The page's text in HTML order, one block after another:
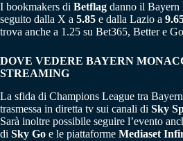
I bookmakers di Betflag danno il
seguito dalla X a 5.85 e dalla Lazio a
trova anche a 1.25 su Bet365, Better e
DOVE VEDERE BAYERN
STREAMING
La sfida di Champions League tra
trasmessa in diretta tv sui canali di Sky
Sarà inoltre possibile seguire l’evento
di Sky Go e le piattaforme Mediaset